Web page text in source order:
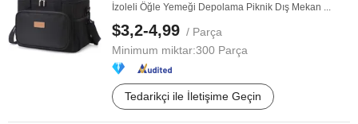
İzoleli Öğle Yemeği Depolama Piknik Dış Mekan ...
$3,2-4,99 / Parça
Minimum miktar:300 Parça
Tedarikçi ile İletişime Geçin